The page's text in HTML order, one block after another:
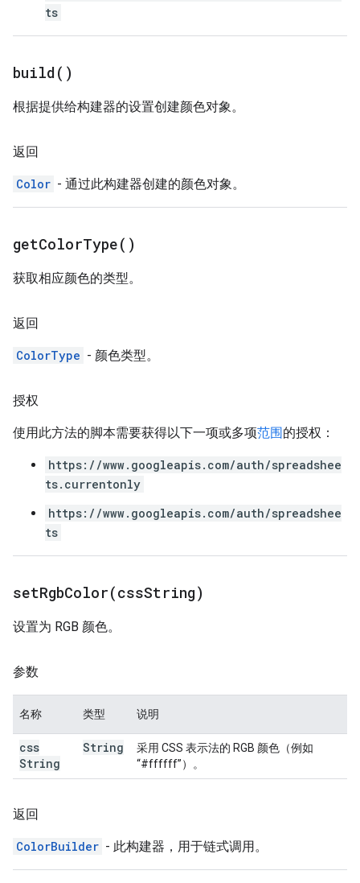
ts
build( )
根据提供给构建器的设置创建颜色对象。
返回
Color - 通过此构建器创建的颜色对象。
getColorType( )
获取相应颜色的类型。
返回
ColorType - 颜色类型。
授权
使用此方法的脚本需要获得以下一项或多项范围的授权：
https://www.googleapis.com/auth/spreadshee
ts.currentonly
https://www.googleapis.com/auth/spreadshee
ts
setRgbColor(cssString)
设置为 RGB 颜色。
参数
名称 类型 说明
css
String
String
采用 CSS 表示法的 RGB 颜色（例如
“#ffffff”）。
返回
ColorBuilder - 此构建器，用于链式调用。